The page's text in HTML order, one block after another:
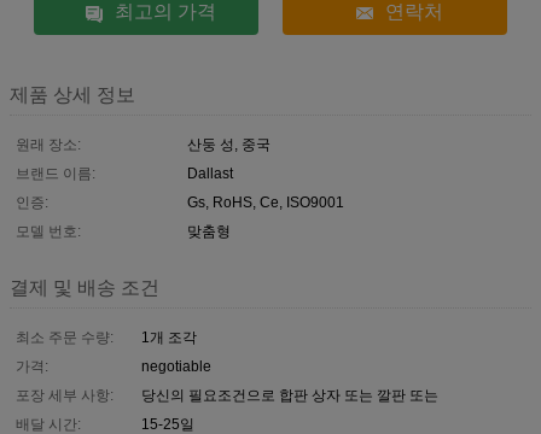
최고의 가격 연락처
제품 상세 정보
원래 장소:
산둥 성, 중국
브랜드 이름:
Dallast
인증:
Gs, RoHS, Ce, ISO9001
모델 번호:
맞춤형
결제 및 배송 조건
최소 주문 수량:
1개 조각
가격:
negotiable
포장 세부 사항:
당신의 필요조건으로 합판 상자 또는 깔판 또는
배달 시간:
15-25일